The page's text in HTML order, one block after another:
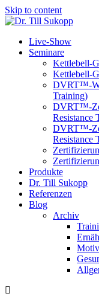
Skip to content
Live-Show
Seminare
Kettlebell-
Kettlebell-
DVRT™-
Training)
DVRT™-
Resistance
DVRT™-
Resistance
Produkte
Dr. Till Sukopp
Referenzen
Blog
Archiv